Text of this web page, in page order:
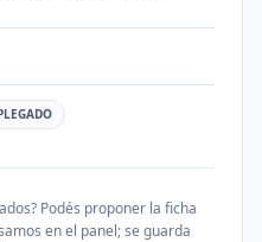
Podés proponer la ficha
en el panel; se guarda